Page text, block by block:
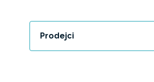
Prodejci